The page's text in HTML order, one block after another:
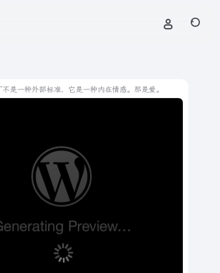
不是一种外部标准，它是一种内在情感。那是爱。